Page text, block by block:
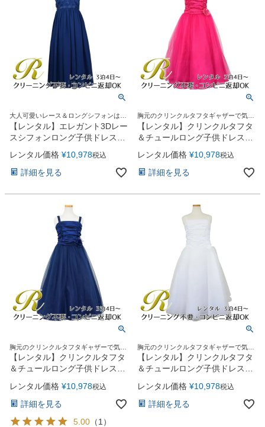
大人可愛いレース＆ロングシフォンはジ
ュニア＆レディースにも人気！
【レンタル】エレガント3Dレー
スシフォンロング子供ドレス
(CDC5006)ネイビー
レンタル価格 ¥10,978税込
詳細を見る
胸元のクリンクルタフタギャザーで気に
なるお胸元を美しく演出
【レンタル】クリンクルタフタ
＆チュールロング子供ドレス
（コルセットバック）
(CDC4001)フクシア
レンタル価格 ¥10,978税込
詳細を見る
胸元のクリンクルタフタギャザーで気に
なるお胸元を美しく演出
【レンタル】クリンクルタフタ
＆チュールロング子供ドレス
（コルセットバック）
(CDC4001)ネイビー
レンタル価格 ¥10,978税込
詳細を見る
5.00 （1 ）
胸元のクリンクルタフタギャザーで気に
なるお胸元を美しく演出
【レンタル】クリンクルタフタ
＆チュールロング子供ドレス
（コルセットバック）
(CDC4001)ホワイト
レンタル価格 ¥10,978税込
詳細を見る